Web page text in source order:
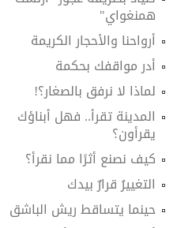
همنغواي"
أرواحنا والأحجار الكريمة
أدر مواقفك بحكمة
لماذا لا نرفق بالصغار؟!
المدينة تقرأ.. فهل أبناؤك
يقرأون؟
كيف نصنع أثرًا مما نقرأ؟
التغييرُ قرارٌ بيدك
حينما يتساقط ريش الباشق